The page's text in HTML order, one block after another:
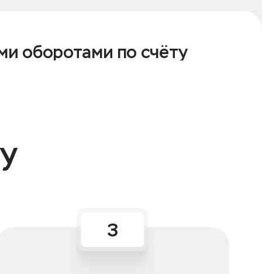
оборотами по счёту